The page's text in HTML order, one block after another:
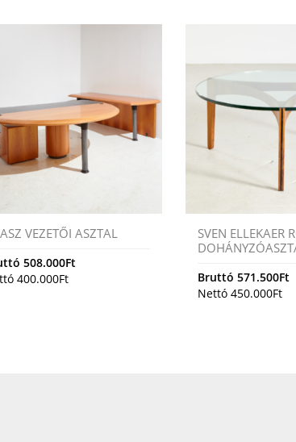
VEZETŐI ASZTAL
508.000Ft
400.000Ft
SVEN ELLEKAER
Bruttó571.500Ft
Nettó450.000Ft